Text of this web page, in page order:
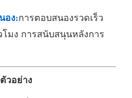
อง:การตอบสนองรวดเร็ว
โมง การสนับสนุนหลังการ
วอย่าง